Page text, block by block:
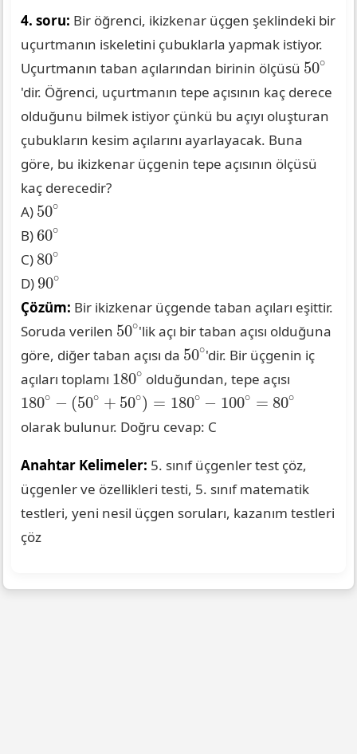
4. soru: Bir öğrenci, ikizkenar üçgen şeklindeki bir
uçurtmanın iskeletini çubuklarla yapmak istiyor.
Uçurtmanın taban açılarından birinin ölçüsü 50∘
50∘
'dir. Öğrenci, uçurtmanın tepe açısının kaç derece
olduğunu bilmek istiyor çünkü bu açıyı oluşturan
çubukların kesim açılarını ayarlayacak. Buna
göre, bu ikizkenar üçgenin tepe açısının ölçüsü
kaç derecedir?
A) 50∘
50∘
B)60∘
60∘
C) 80∘
80∘
D) 90∘
90∘
Çözüm: Bir ikizkenar üçgende taban açıları eşittir.
Soruda verilen 50∘
50∘'lik açı bir taban açısı olduğuna
göre, diğer taban açısı da 50∘
50∘'dir. Bir üçgenin iç
açıları toplamı 180∘
180∘olduğundan, tepe açısı
180∘ − (50∘ + 50∘) = 180∘ − 100∘ = 80∘
180∘ (50∘ + 50∘) =180∘− 100∘= 80 ∘
olarak bulunur. Doğru cevap: C
Anahtar Kelimeler: 5. sınıf üçgenler test çöz,
üçgenler ve özellikleri testi, 5. sınıf matematik
testleri, yeni nesil üçgen soruları, kazanım testleri
çöz